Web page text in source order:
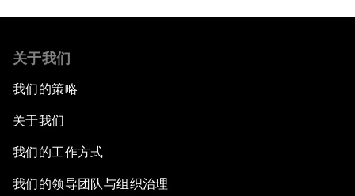
关于我们
我们的策略
关于我们
我们的工作方式
我们的领导团队与组织治理